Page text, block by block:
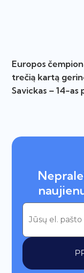
Europos
trečią kartą
Savickas – 14-as